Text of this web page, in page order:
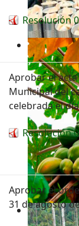
Resolución
Aprobar el
Municipal del
celebrada el
Resolución
Aprobar el
31 de agosto